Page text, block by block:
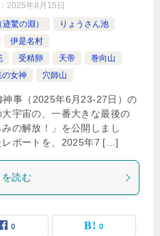
2025年8月15日
驚の淵）
りょうさん池
伊是名村
受精卵 天帝
巻向山
の女神 穴師山
事（2025年6月23-27日）の
宇宙の、一番大きな最後の
の解放！」を公開しまし
ポートを、2025年7 […]
読む
0 0